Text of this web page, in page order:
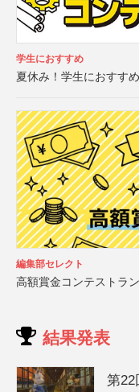
学生におすすめ
夏休み！学生におすす
編集部セレクト
高額賞金コンテストラ
結果発表
第22